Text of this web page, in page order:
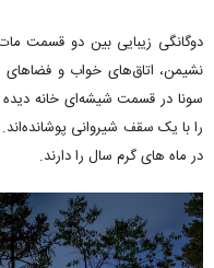
دوگانگی زیبایی بین دو قسمت
نشیمن، اتاق‌های خواب و
را با یک سقف شیروانی
در ماه های گرم سال را دارند.